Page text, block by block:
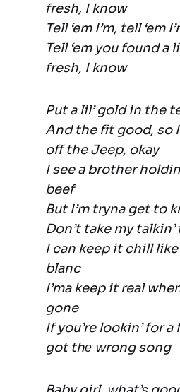
fresh, I know
Tell ‘em I’m, tell ‘em
Tell ‘em you found a
fresh, I know
Put a lil’ gold in the
And the fit good, so
off the Jeep, okay
I see a brother
beef
But I’m tryna get to
Don’t take my
I can keep it chill
blanc
I’ma keep it real
gone
If you’re lookin’ for
got thе wrong song